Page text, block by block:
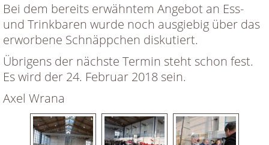
Bei dem bereits erwähntem Angebot an Ess-
und Trinkbaren wurde noch ausgiebig über das
erworbene Schnäppchen diskutiert.
Übrigens der nächste Termin steht schon fest.
Es wird der 24. Februar 2018 sein.
Axel Wrana